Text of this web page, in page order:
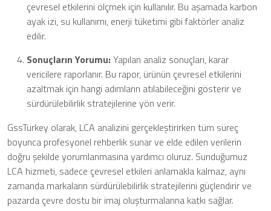
çevresel etkilerini ölçmek için kullanılır. Bu aşamada karbon
ayak izi, su kullanımı, enerji tüketimi gibi faktörler analiz
edilir.
Sonuçların Yorumu:Yapılan analiz sonuçları, karar
vericilere raporlanır. Bu rapor, ürünün çevresel etkilerini
azaltmak için hangi adımların atılabileceğini gösterir ve
sürdürülebilirlik stratejilerine yön verir.
GssTurkey olarak, LCA analizini gerçekleştirirken tüm süreç
boyunca profesyonel rehberlik sunar ve elde edilen verilerin
doğru şekilde yorumlanmasına yardımcı oluruz. Sunduğumuz
LCA hizmeti, sadece çevresel etkileri anlamakla kalmaz, aynı
zamanda markaların sürdürülebilirlik stratejilerini güçlendirir ve
pazarda çevre dostu bir imaj oluşturmalarına katkı sağlar.